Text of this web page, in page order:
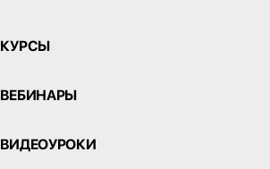
КУРСЫ
ВЕБИНАРЫ
ВИДЕОУРОКИ